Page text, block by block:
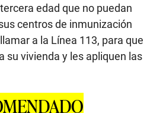
edad que no puedan
centros de inmunización
a la Línea 113, para que
su vivienda y les apliquen las